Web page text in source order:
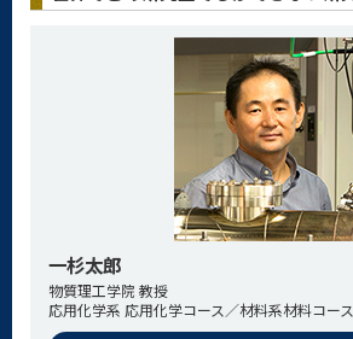
一杉太郎
物質理工学院 教授
応用化学系 応用化学コース／材料系材料コース